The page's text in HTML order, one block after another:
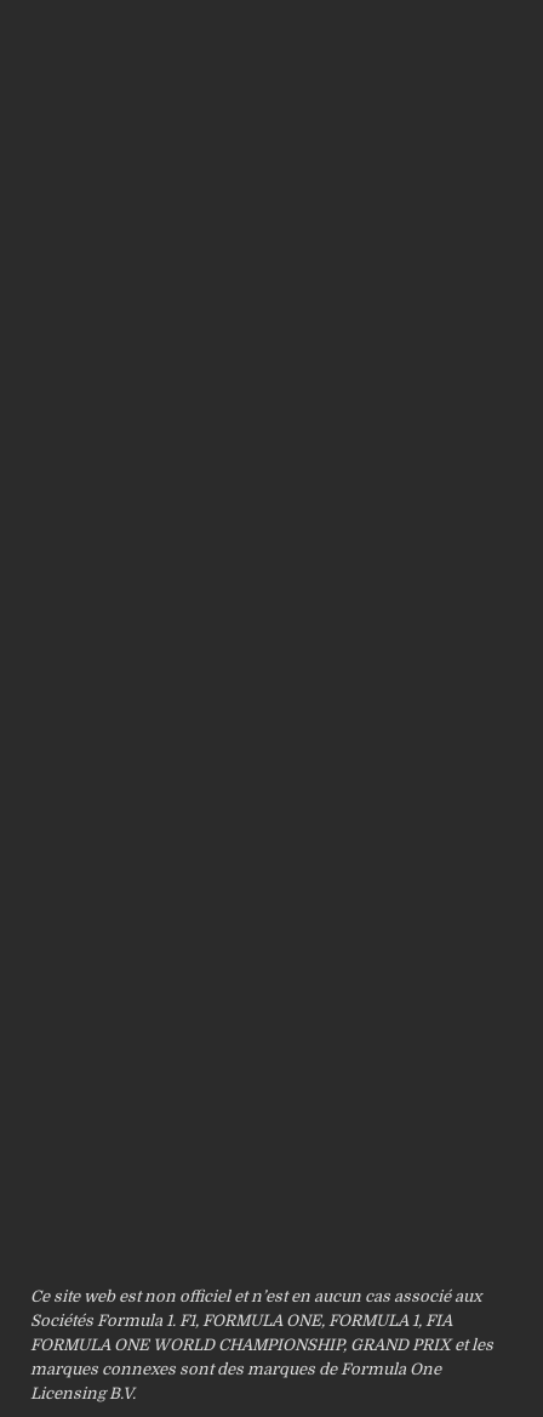
Ce site web est non officiel et n’est en aucun cas associé aux
Sociétés Formula 1. F1, FORMULA ONE, FORMULA 1, FIA
FORMULA ONE WORLD CHAMPIONSHIP, GRAND PRIX et les
marques connexes sont des marques de Formula One
Licensing B.V.